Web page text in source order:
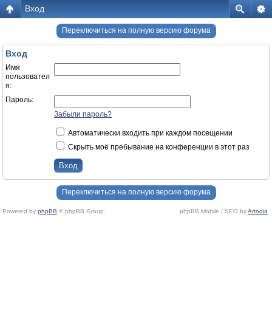
Вход
Переключиться на полную версию форума
Вход
Имя
пользовател
я:
Пароль:
Забыли пароль?
Автоматически входить при каждом посещении
Скрыть моё пребывание на конференции в этот раз
Переключиться на полную версию форума
Powered by phpBB © phpBB Group. phpBB Mobile / SEO byArtodia